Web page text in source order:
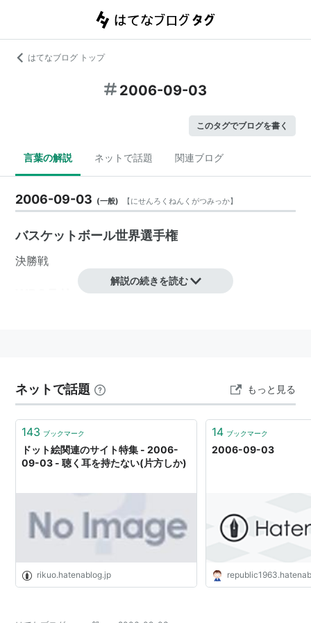
はてなブログ トップ
2006-09-03
このタグでブログを書く
言葉の解説 ネットで話題 関連ブログ
2006-09-03 (一般) 【にせんろくねんくがつみっか】
バスケットボール世界選手権
決勝戦
WRCラリージャパン最終日
解説の続きを読む
ネットで話題 もっと見る
143 ブックマーク
ドット絵関連のサイト特集 - 2006-
09-03 - 聴く耳を持たない(片方しか)
rikuo.hatenablog.jp
14 ブックマーク
2006-09-03